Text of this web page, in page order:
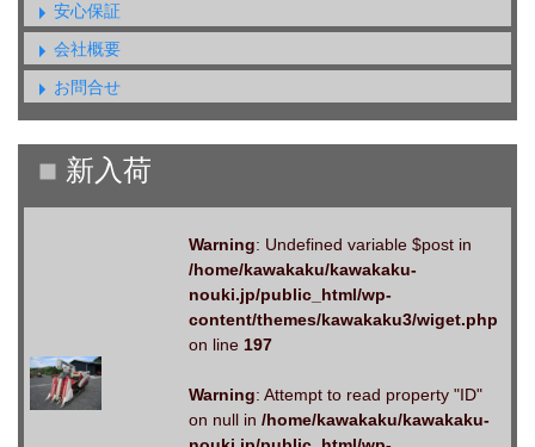
安心保証
会社概要
お問合せ
Warning: Undefined variable $post in
/home/kawakaku/kawakaku-
nouki.jp/public_html/wp-
content/themes/kawakaku3/wiget.php
on line 197
Warning: Attempt to read property "ID"
on null in /home/kawakaku/kawakaku-